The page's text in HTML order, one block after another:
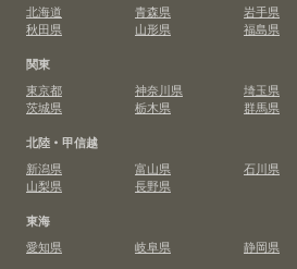
北海道
青森県 岩手県
秋田県
山形県
福島県
関東
東京都
神奈川県 埼玉県
茨城県
栃木県
群馬県
北陸・甲信越
新潟県
富山県 石川県
山梨県
長野県
東海
愛知県
岐阜県 静岡県